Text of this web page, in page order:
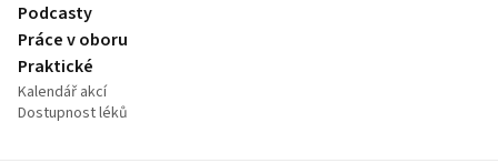
Podcasty
Práce v oboru
Praktické
Kalendář akcí
Dostupnost léků